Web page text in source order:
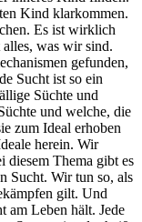
Kind klarkommen.
Es ist wirklich
was wir sind.
gefunden,
Sucht ist so ein
Süchte und
und welche, die
zum Ideal erhoben
herein. Wir
diesem Thema gibt es
Sucht. Wir tun so, als
gilt. Und
am Leben hält. Jede